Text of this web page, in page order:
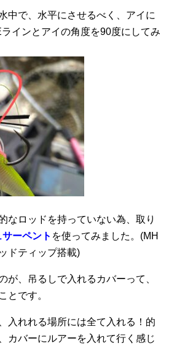
中で、水平にさせるべく、アイに
インとアイの角度を90度にしてみ
なロッドを持っていない為、取り
ーペント を使ってみました。(MH
ドティップ搭載)
が、吊るしで入れるカバーって、
とです。
入れれる場所には全て入れる！的
カバーにルアーを入れて行く感じ